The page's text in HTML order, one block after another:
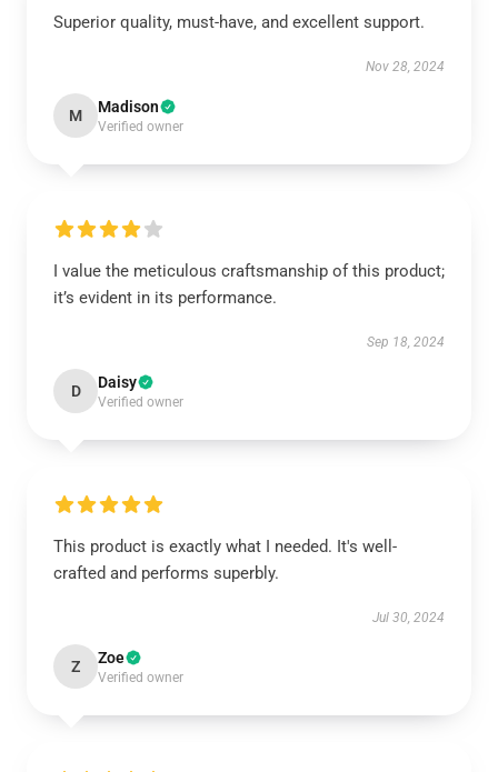
Superior quality, must-have, and excellent support.
Nov 28, 2024
M Madison
Verified owner
I value the meticulous craftsmanship of this product;
it’s evident in its performance.
Sep 18, 2024
D Daisy
Verified owner
This product is exactly what I needed. It's well-
crafted and performs superbly.
Jul 30, 2024
Z Zoe
Verified owner